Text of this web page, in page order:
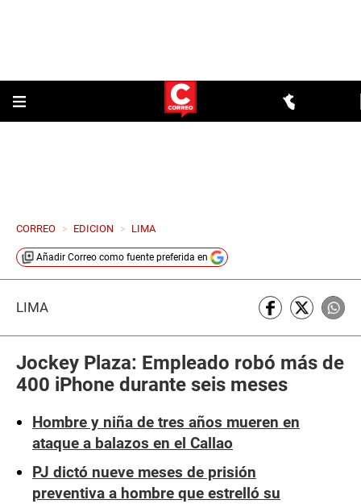
CORREO > EDICION > LIMA
Añadir Correo como fuente preferida en
LIMA
Jockey Plaza: Empleado robó más de
400 iPhone durante seis meses
Hombre y niña de tres años mueren en
ataque a balazos en el Callao
PJ dictó nueve meses de prisión
preventiva a hombre que estrelló su